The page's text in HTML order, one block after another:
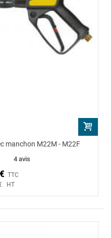
manchon M22M - M22F
4 avis
TTC
HT